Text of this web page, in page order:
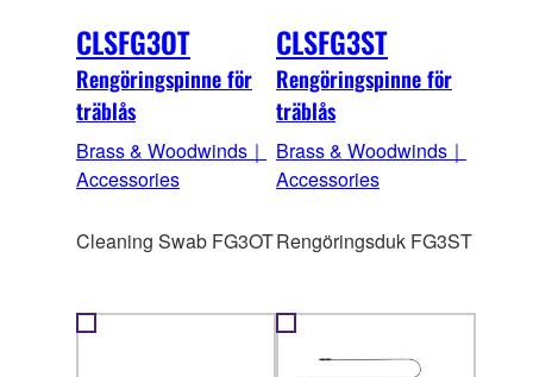
CLSFG3OT
Rengöringspinne för
träblås
Brass & Woodwinds｜
Accessories
Cleaning Swab FG3OT
CLSFG3ST
Rengöringspinne för
träblås
Brass & Woodwinds｜
Accessories
Rengöringsduk FG3ST